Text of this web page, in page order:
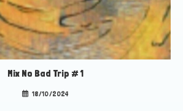
Mix No Bad Trip # 1
18/10/2024